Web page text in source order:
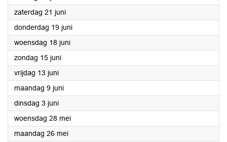
zaterdag 21 juni2025
donderdag 19 juni2025
woensdag 18 juni2025
zondag 15 juni2025
vrijdag 13 juni2025
maandag 9 juni2025
dinsdag 3 juni2025
woensdag 28 mei2025
maandag 26 mei2025